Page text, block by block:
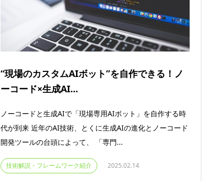
“現場のカスタムAIボット”を自作できる！ノ
ーコード×生成AI...
ノーコードと生成AIで「現場専用AIボット」を自作する時
代が到来 近年のAI技術、とくに生成AIの進化とノーコード
開発ツールの台頭によって、 「専門...
技術解説・フレームワーク紹介 2025.02.14